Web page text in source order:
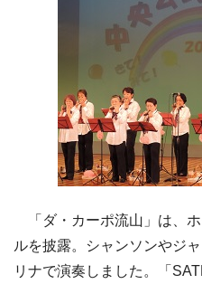
「ダ・カーポ流山」は、
ルを披露。シャンソンやジ
リナで演奏しました。「